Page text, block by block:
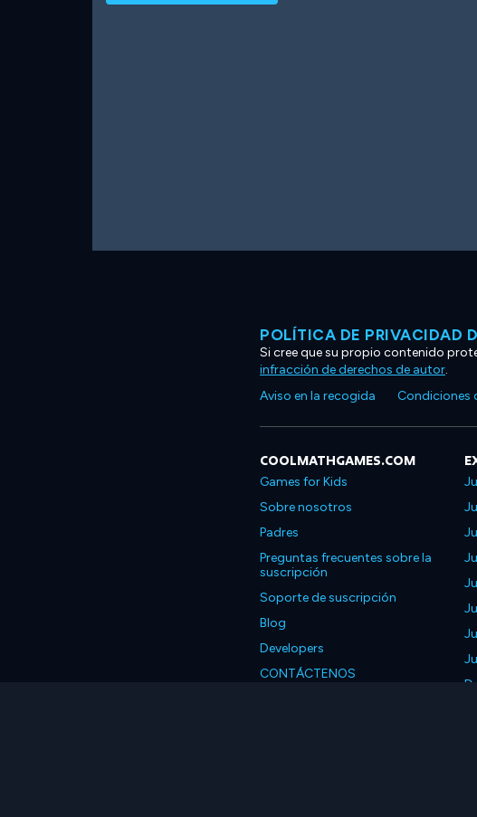
POLÍTICA DE PRIVACIDAD
Si cree que su propio contenido
infracción de derechos de autor.
Aviso en la recogida
Condiciones
COOLMATHGAMES.COM
Games for Kids
Sobre nosotros
Padres
Preguntas frecuentes sobre la
suscripción
Soporte de suscripción
Blog
Developers
CONTÁCTENOS